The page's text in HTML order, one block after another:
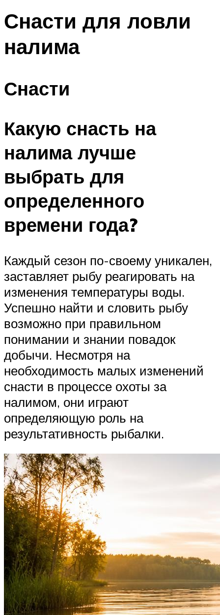
Снасти для ловли
налима
Снасти
Какую снасть на
налима лучше
выбрать для
определенного
времени года?
Каждый сезон по-своему уникален,
заставляет рыбу реагировать на
изменения температуры воды.
Успешно найти и словить рыбу
возможно при правильном
понимании и знании повадок
добычи. Несмотря на
необходимость малых изменений
снасти в процессе охоты за
налимом, они играют
определяющую роль на
результативность рыбалки.